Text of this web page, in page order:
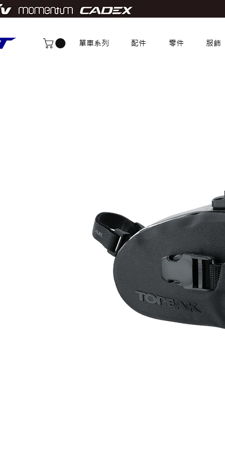
單車系列 配件 零件 服飾